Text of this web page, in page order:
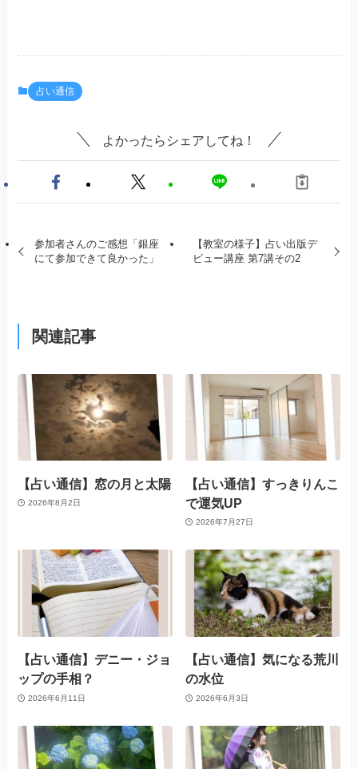
占い通信
よかったらシェアしてね！
参加者さんのご感想「銀座
にて参加できて良かった」
【教室の様子】占い出版デ
ビュー講座 第7講その2
関連記事
【占い通信】窓の月と太陽
2026年8月2日
【占い通信】すっきりんこ
で運気UP
2026年7月27日
【占い通信】デニー・ジョ
ップの手相？
2026年6月11日
【占い通信】気になる荒川
の水位
2026年6月3日